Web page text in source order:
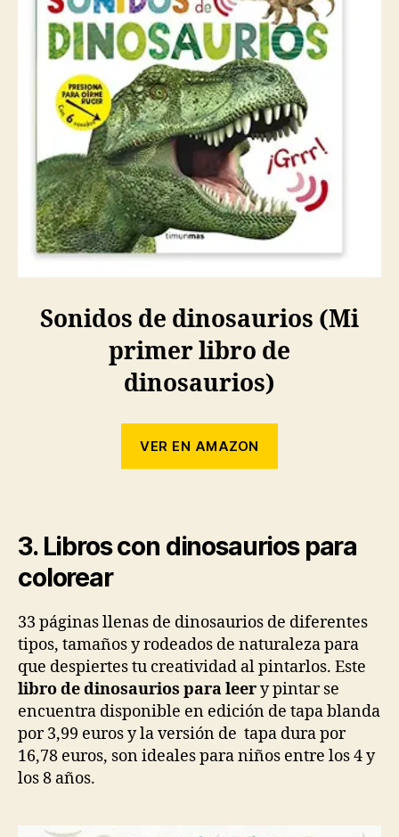
Sonidos de dinosaurios (Mi
primer libro de
dinosaurios)
VER EN AMAZON
3. Libros con dinosaurios para
colorear
33 páginas llenas de dinosaurios de diferentes
tipos, tamaños y rodeados de naturaleza para
que despiertes tu creatividad al pintarlos. Este
libro de dinosaurios para leery pintar se
encuentra disponible en edición de tapa blanda
por 3,99 euros y la versión de tapa dura por
16,78 euros, son ideales para niños entre los 4 y
los 8 años.